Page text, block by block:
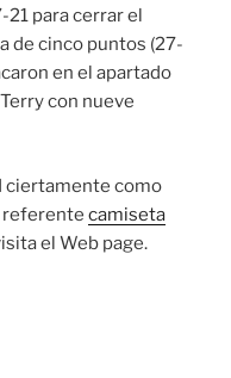
21 para cerrar el
de cinco puntos (27-
en el apartado
con nueve
ciertamente como
referente camiseta
el Web page.